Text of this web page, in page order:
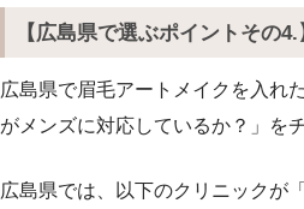
【広島県で選ぶポイントその
広島県で眉毛アートメイクを入れ
がメンズに対応しているか？」を
広島県では、以下のクリニックが